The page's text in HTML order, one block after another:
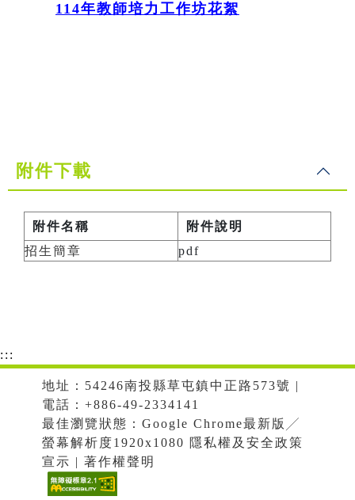
114年教師培力工作坊花絮
附件下載
附件名稱
附件說明
招生簡章
pdf
:::
地址：54246南投縣草屯鎮中正路573號 |
電話：+886-49-2334141
最佳瀏覽狀態：Google Chrome最新版╱
螢幕解析度1920x1080 隱私權及安全政策
宣示 | 著作權聲明